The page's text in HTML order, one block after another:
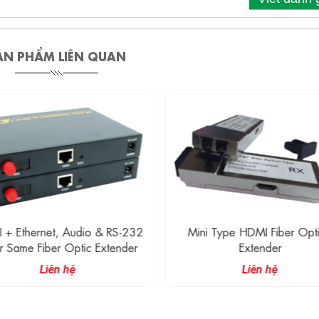
PHẨM LIÊN QUAN
+ Ethernet, Audio & RS-232
Same Fiber Optic Extender
Liên hệ
Mini Type HDMI Fiber
Extender
Liên hệ